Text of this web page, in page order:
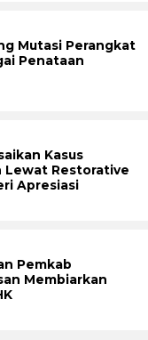
Mutasi Perangkat
Penataan
Kasus
Lewat Restorative
Apresiasi
Pemkab
Membiarkan